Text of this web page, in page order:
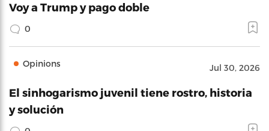
Voy a Trump y pago doble
0
Opinions Jul 30, 2026
El sinhogarismo juvenil tiene rostro, historia
y solución